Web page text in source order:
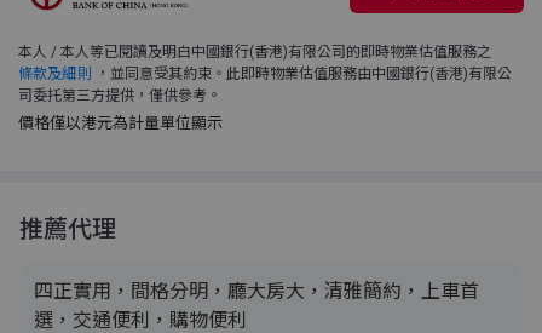
本人 / 本人等已閱讀及明白中國銀行(香港)有限公司的即時物業估值服務之
條款及細則
，並同意受其約束。此即時物業估值服務由中國銀行(香港)有限公
司委托第三方提供，僅供參考。
價格僅以港元為計量單位顯示
推薦代理
四正實用，間格分明，廳大房大，清雅簡約，上車首
選，交通便利，購物便利